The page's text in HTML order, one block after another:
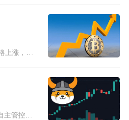
币圈加密钱包整体具备私钥自主管控分级权限、冷热存储差异化安全架构、多链资产兼容适配、标准化